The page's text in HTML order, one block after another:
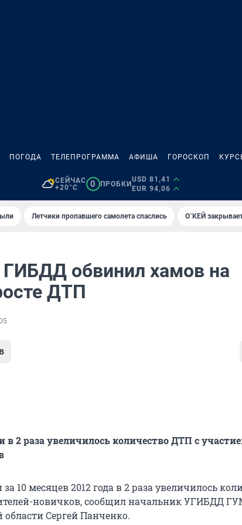
ПОГОДА ТЕЛЕПРОГРАММА АФИША ГОРОСКОП
СЕЙЧАС
+20°C
0 ПРОБКИ
USD 81,41
EUR 94,06
Летчики пропавшего самолета спаслись О`КЕЙ
ГИБДД обвинил хамов на
ДТП
в 2 раза увеличилось количество ДТП с
10 месяцев 2012 года в 2 раза увеличилось
новичков, сообщил начальник УГИБДД
области Сергей Панченко.